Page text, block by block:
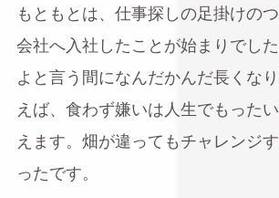
もともとは、仕事探しの足掛けの
会社へ入社したことが始まりでし
よと言う間になんだかんだ長くな
えば、食わず嫌いは人生でもった
えます。畑が違ってもチャレンジ
ったです。